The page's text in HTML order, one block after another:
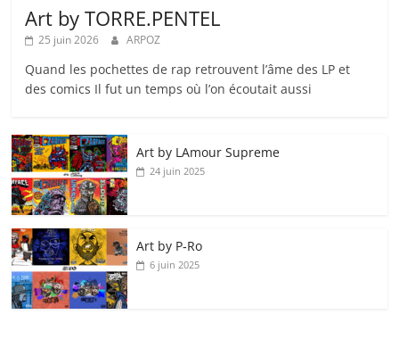
Art by TORRE.PENTEL
25 juin 2026 ARPOZ
Quand les pochettes de rap retrouvent l’âme des LP et
des comics Il fut un temps où l’on écoutait aussi
Art by LAmour Supreme
24 juin 2025
Art by P‑Ro
6 juin 2025